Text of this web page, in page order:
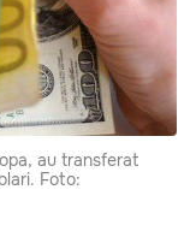
au transferat
Foto: